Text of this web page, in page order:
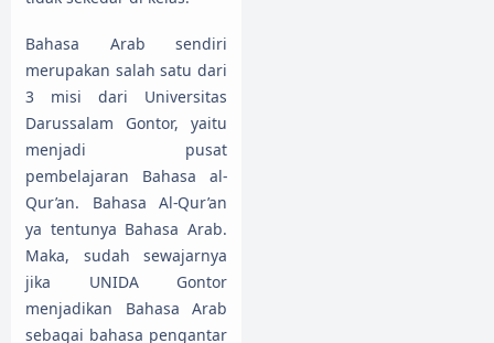
Bahasa Arab sendiri
merupakan salah satu dari
3 misi dari Universitas
Darussalam Gontor, yaitu
menjadi pusat
pembelajaran Bahasa al-
Qur’an. Bahasa Al-Qur’an
ya tentunya Bahasa Arab.
Maka, sudah sewajarnya
jika UNIDA Gontor
menjadikan Bahasa Arab
sebagai bahasa pengantar